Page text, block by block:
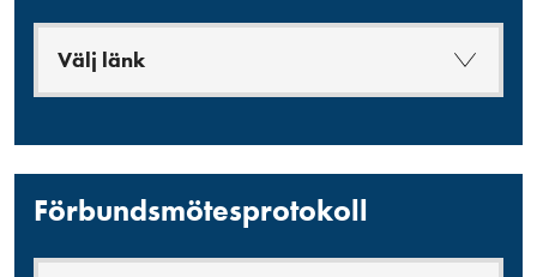
Välj länk
Förbundsmötesprotokoll